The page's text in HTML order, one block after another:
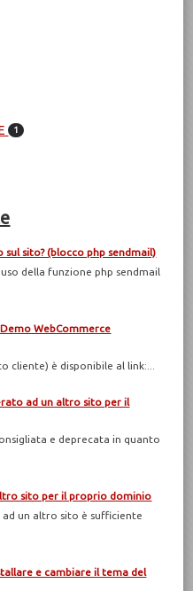
1
sito? (blocco php sendmail)
della funzione php sendmail
WebCommerce
cliente) è disponibile al link:...
ad un altro sito per il
e deprecata in quanto
sito per il proprio dominio
un altro sito è sufficiente
e cambiare il tema del